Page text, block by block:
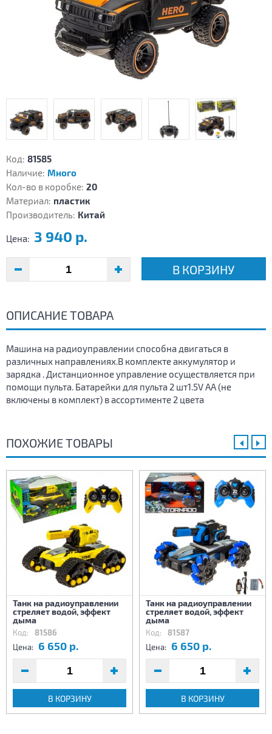
Код: 81585
Наличие: Много
Кол-во в коробке: 20
Материал: пластик
Производитель: Китай
Цена: 3 940 р.
В КОРЗИНУ
ОПИСАНИЕ ТОВАРА
Машина на радиоуправлении способна двигаться в
различных направлениях.В комплекте аккумулятор и
зарядка . Дистанционное управление осуществляется при
помощи пульта. Батарейки для пульта 2 шт1.5V AA (не
включены в комплект) в ассортименте 2 цвета
ПОХОЖИЕ ТОВАРЫ
Танк на радиоуправлении
стреляет водой, эффект
дыма
Код: 81586
Цена: 6 650 р.
В КОРЗИНУ
Танк на радиоуправлении
стреляет водой, эффект
дыма
Код: 81587
Цена: 6 650 р.
В КОРЗИНУ